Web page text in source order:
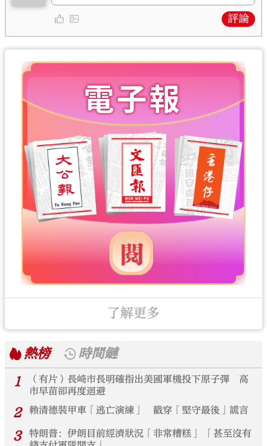
評論
了解更多
熱榜
時間鏈
1
（有片）長崎市長明確指出美國軍機投下原子彈 高
市早苗卻再度迴避
2 賴清德裝甲車「逃亡演練」 戳穿「堅守最後」謊言
3
特朗普：伊朗目前經濟狀況「非常糟糕」 「甚至沒有